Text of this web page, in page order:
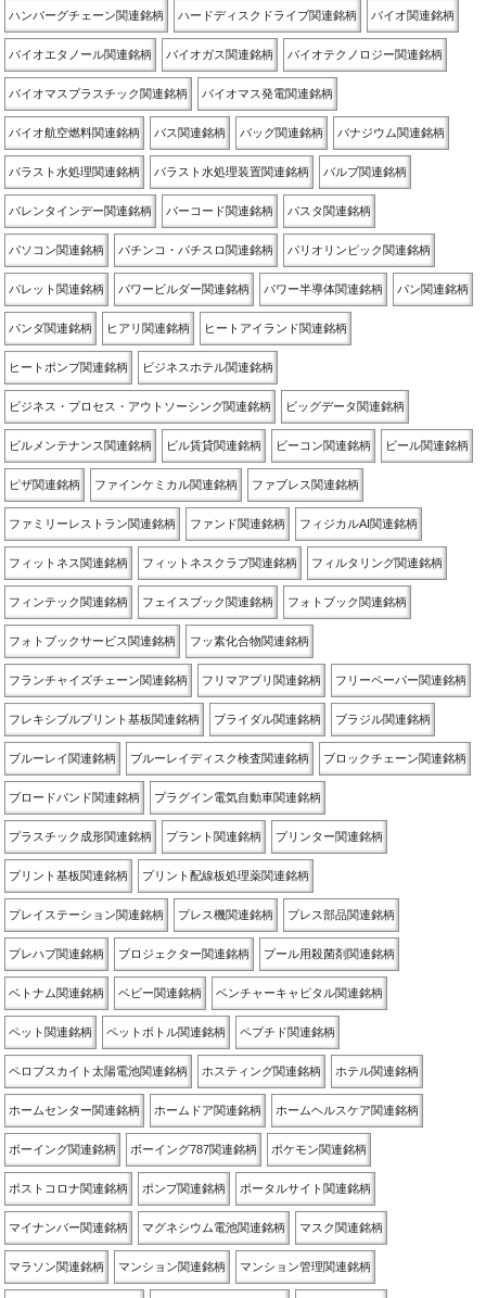
ハンバーグチェーン関連銘柄 ハードディスクドライブ関連銘柄 バイオ関連銘柄
バイオエタノール関連銘柄 バイオガス関連銘柄 バイオテクノロジー関連銘柄
バイオマスプラスチック関連銘柄 バイオマス発電関連銘柄
バイオ航空燃料関連銘柄 バス関連銘柄 バッグ関連銘柄 バナジウム関連銘柄
バラスト水処理関連銘柄 バラスト水処理装置関連銘柄 バルブ関連銘柄
バレンタインデー関連銘柄 バーコード関連銘柄 パスタ関連銘柄
パソコン関連銘柄 パチンコ・パチスロ関連銘柄 パリオリンピック関連銘柄
パレット関連銘柄 パワービルダー関連銘柄 パワー半導体関連銘柄 パン関連銘柄
パンダ関連銘柄 ヒアリ関連銘柄 ヒートアイランド関連銘柄
ヒートポンプ関連銘柄 ビジネスホテル関連銘柄
ビジネス・プロセス・アウトソーシング関連銘柄 ビッグデータ関連銘柄
ビルメンテナンス関連銘柄 ビル賃貸関連銘柄 ビーコン関連銘柄 ビール関連銘柄
ピザ関連銘柄 ファインケミカル関連銘柄 ファブレス関連銘柄
ファミリーレストラン関連銘柄 ファンド関連銘柄 フィジカルAI関連銘柄
フィットネス関連銘柄 フィットネスクラブ関連銘柄 フィルタリング関連銘柄
フィンテック関連銘柄 フェイスブック関連銘柄 フォトブック関連銘柄
フォトブックサービス関連銘柄 フッ素化合物関連銘柄
フランチャイズチェーン関連銘柄 フリマアプリ関連銘柄 フリーペーパー関連銘柄
フレキシブルプリント基板関連銘柄 ブライダル関連銘柄 ブラジル関連銘柄
ブルーレイ関連銘柄 ブルーレイディスク検査関連銘柄 ブロックチェーン関連銘柄
ブロードバンド関連銘柄 プラグイン電気自動車関連銘柄
プラスチック成形関連銘柄 プラント関連銘柄 プリンター関連銘柄
プリント基板関連銘柄 プリント配線板処理薬関連銘柄
プレイステーション関連銘柄 プレス機関連銘柄 プレス部品関連銘柄
プレハブ関連銘柄 プロジェクター関連銘柄 プール用殺菌剤関連銘柄
ベトナム関連銘柄 ベビー関連銘柄 ベンチャーキャピタル関連銘柄
ペット関連銘柄 ペットボトル関連銘柄 ペプチド関連銘柄
ペロブスカイト太陽電池関連銘柄 ホスティング関連銘柄 ホテル関連銘柄
ホームセンター関連銘柄 ホームドア関連銘柄 ホームヘルスケア関連銘柄
ボーイング関連銘柄 ボーイング787関連銘柄 ポケモン関連銘柄
ポストコロナ関連銘柄 ポンプ関連銘柄 ポータルサイト関連銘柄
マイナンバー関連銘柄 マグネシウム電池関連銘柄 マスク関連銘柄
マラソン関連銘柄 マンション関連銘柄 マンション管理関連銘柄